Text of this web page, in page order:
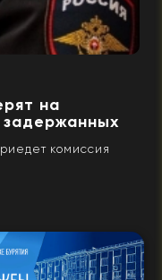
на
задержанных
комиссия